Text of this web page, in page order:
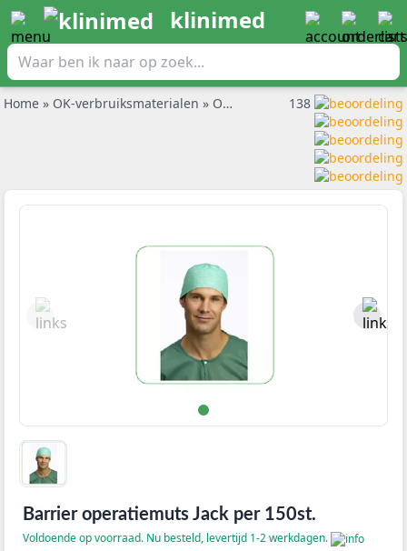
klinimed
Home » OK-verbruiksmaterialen » Operatiemutsen »Barrier
138
Barrier operatiemuts Jack per 150st.
Voldoende op voorraad. Nu besteld, levertijd 1-2 werkdagen.